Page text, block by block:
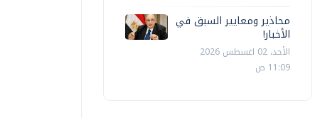
محاذير ومعايير السبق في
الأخبار!
الأحد، 02 اغسطس 2026
11:09 ص